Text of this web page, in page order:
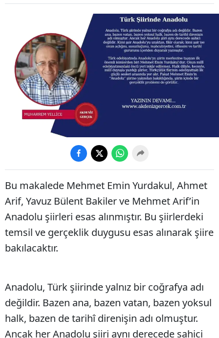
Bu makalede Mehmet Emin Yurdakul, Ahmet
Arif, Yavuz Bülent Bakiler ve Mehmet Arif’in
Anadolu şiirleri esas alınmıştır. Bu şiirlerdeki
temsil ve gerçeklik duygusu esas alınarak şiire
bakılacaktır.
Anadolu, Türk şiirinde yalnız bir coğrafya adı
değildir. Bazen ana, bazen vatan, bazen yoksul
halk, bazen de tarihî direnişin adı olmuştur.
Ancak her Anadolu şiiri aynı derecede sahici